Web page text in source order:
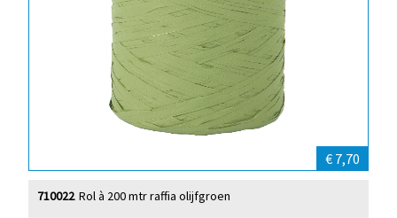
€ 7,70
Rol à 200 mtr raffia olijfgroen
710022